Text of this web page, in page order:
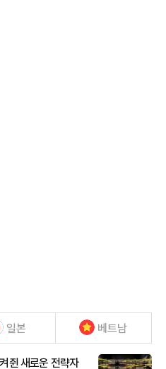
일본 베트남
쥔 새로운 전략자